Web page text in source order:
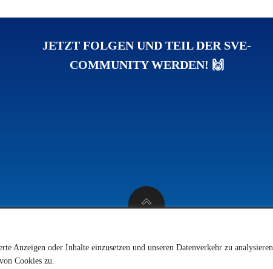
Anzeigen oder Inhalte einzusetzen und unseren Datenverkehr zu analysieren.
Cookies zu.
JETZT FOLGEN UND TEIL DER SVE-
COMMUNITY WERDEN! 🙌
© 2026 SV 1923 Enkenbach e.V.